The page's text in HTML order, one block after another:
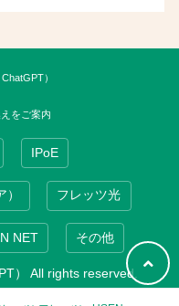
）
をご案内
IPoE
フレッツ光
NET その他
） All rights reserved.